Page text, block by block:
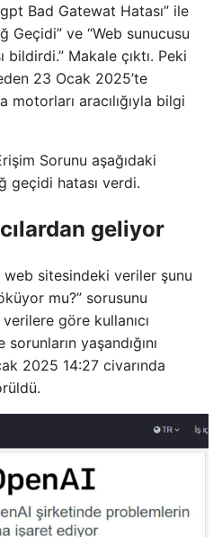
Bad Gatewat Hatası” ile
Geçidi” ve “Web sunucusu
Makale çıktı. Peki
23 Ocak 2025’te
motorları aracılığıyla bilgi
Sorunu aşağıdaki
geçidi hatası verdi.
geliyor
web sitesindeki veriler şunu
mu?” sorusunu
göre kullanıcı
yaşandığını
2025 14:27 civarında